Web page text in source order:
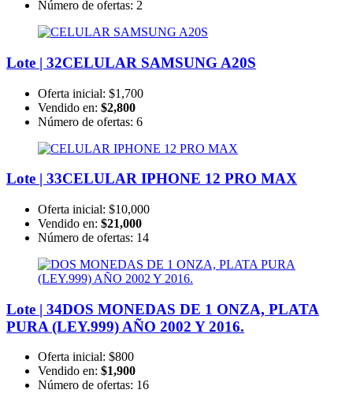
Número de ofertas: 2
Lote | 32CELULAR SAMSUNG A20S
Oferta inicial: $1,700
Vendido en: $2,800
Número de ofertas: 6
Lote | 33CELULAR IPHONE 12 PRO MAX
Oferta inicial: $10,000
Vendido en: $21,000
Número de ofertas: 14
Lote | 34DOS MONEDAS DE 1 ONZA, PLATA
PURA (LEY.999) AÑO 2002 Y 2016.
Oferta inicial: $800
Vendido en: $1,900
Número de ofertas: 16